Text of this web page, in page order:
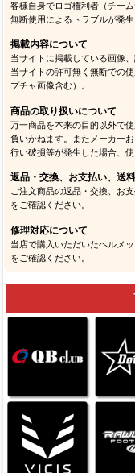
客様自身でロゴ権利者（チー
無断使用によるトラブルが発
掲載内容について
当サイトに掲載している画像
当サイトの許可無く無断での
プチャ画像含む）。
商品の取り扱いについて
万一商品を本来の目的以外で
負いかねます。またメーカー
行い破損等が発生した場合、
返品・交換、お支払い、送
ご注文商品の返品・交換、お
をご確認ください。
修理対応について
当店で購入いただいたヘルメ
をご確認ください。